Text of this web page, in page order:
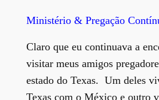
Ministério & Pregação
Claro que eu continuava a
visitar meus amigos
estado do Texas. Um deles
Texas com o México e outro